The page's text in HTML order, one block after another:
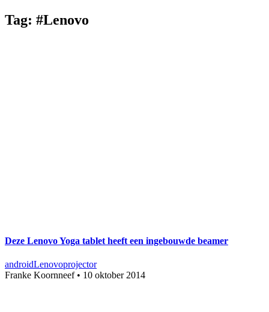
Tag: #Lenovo
Deze Lenovo Yoga tablet heeft een ingebouwde beamer
androidLenovoprojector
Franke Koornneef• 10 oktober 2014